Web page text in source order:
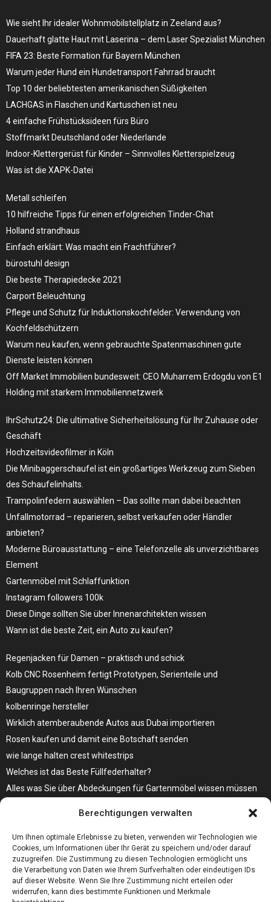
Berechtigungen verwalten
Um Ihnen optimale Erlebnisse zu bieten, verwenden wir Technologien wie
Cookies, um Informationen über Ihr Gerät zu speichern und/oder darauf
zuzugreifen. Die Zustimmung zu diesen Technologien ermöglicht uns
die Verarbeitung von Daten wie Ihrem Surfverhalten oder eindeutigen IDs
auf dieser Website. Wenn Sie Ihre Zustimmung nicht erteilen oder
widerrufen, kann dies bestimmte Funktionen und Merkmale
Wie sieht Ihr idealer Wohnmobilstellplatz in Zeeland aus?
Dauerhaft glatte Haut mit Laserina – dem Laser Spezialist München
FIFA 23: Beste Formation für Bayern München
Warum jeder Hund ein Hundetransport Fahrrad braucht
Top 10 der beliebtesten amerikanischen Süßigkeiten
LACHGAS in Flaschen und Kartuschen ist neu
4 einfache Frühstücksideen fürs Büro
Stoffmarkt Deutschland oder Niederlande
Indoor-Klettergerüst für Kinder – Sinnvolles Kletterspielzeug
Was ist die XAPK-Datei
Metall schleifen
10 hilfreiche Tipps für einen erfolgreichen Tinder-Chat
Holland strandhaus
Einfach erklärt: Was macht ein Frachtführer?
bürostuhl design
Die beste Therapiedecke 2021
Carport Beleuchtung
Pflege und Schutz für Induktionskochfelder: Verwendung von
Kochfeldschützern
Warum neu kaufen, wenn gebrauchte Spatenmaschinen gute
Dienste leisten können
Off Market Immobilien bundesweit: CEO Muharrem Erdogdu von E1
Holding mit starkem Immobiliennetzwerk
IhrSchutz24: Die ultimative Sicherheitslösung für Ihr Zuhause oder
Geschäft
Hochzeitsvideofilmer in Köln
Die Minibaggerschaufel ist ein großartiges Werkzeug zum Sieben
des Schaufelinhalts.
Trampolinfedern auswählen – Das sollte man dabei beachten
Unfallmotorrad – reparieren, selbst verkaufen oder Händler
anbieten?
Moderne Büroausstattung – eine Telefonzelle als unverzichtbares
Element
Gartenmöbel mit Schlaffunktion
Instagram followers 100k
Diese Dinge sollten Sie über Innenarchitekten wissen
Wann ist die beste Zeit, ein Auto zu kaufen?
Regenjacken für Damen – praktisch und schick
Kolb CNC Rosenheim fertigt Prototypen, Serienteile und
Baugruppen nach Ihren Wünschen
kolbenringe hersteller
Wirklich atemberaubende Autos aus Dubai importieren
Rosen kaufen und damit eine Botschaft senden
wie lange halten crest whitestrips
Welches ist das Beste Füllfederhalter?
Alles was Sie über Abdeckungen für Gartenmöbel wissen müssen
Bare Metal Server?